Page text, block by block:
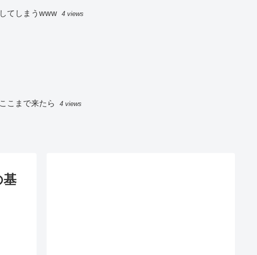
てしまうwww 4 views
こまで来たら 4 views
基